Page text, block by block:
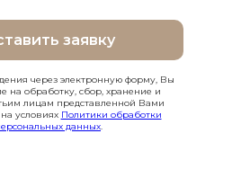
заявку
через электронную форму, Вы
на обработку, сбор, хранение и
лицам представленной Вами
условиях Политики обработки
данных.